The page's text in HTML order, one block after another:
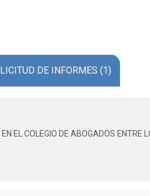
DE INFORMES (1)
EL COLEGIO DE ABOGADOS